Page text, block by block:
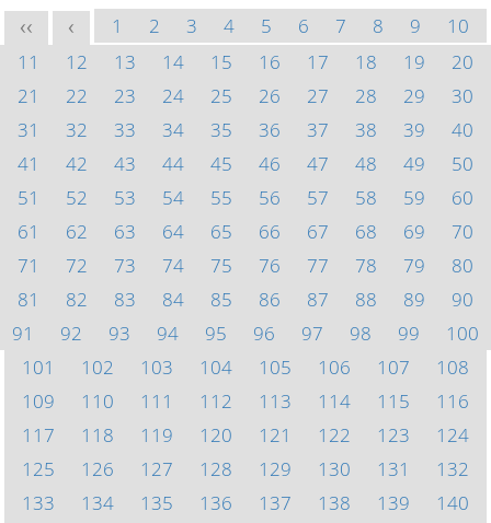
<< < 1 2 3 4 5 6 7 8 9
10
11
12 13 14 15 16 17 18 19
20
21
22 23 24 25 26 27 28 29
30
31
32 33 34 35 36 37 38 39
40
41
42 43 44 45 46 47 48 49
50
51
52 53 54 55 56 57 58 59
60
61
62 63 64 65 66 67 68 69
70
71
72 73 74 75 76 77 78 79
80
81
82 83 84 85 86 87 88 89
90
91
92 93 94 95 96 97 98 99
100
101
102 103 104 105 106 107
108
109
110 111 112 113 114 115
116
117
118 119 120 121 122 123
124
125
126 127 128 129 130 131
132
133
134 135 136 137 138 139
140